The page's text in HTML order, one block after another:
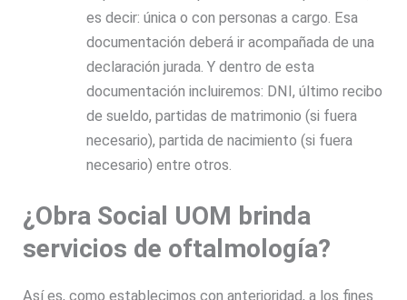
es decir: única o con personas a cargo. Esa
documentación deberá ir acompañada de una
declaración jurada. Y dentro de esta
documentación incluiremos: DNI, último recibo
de sueldo, partidas de matrimonio (si fuera
necesario), partida de nacimiento (si fuera
necesario) entre otros.
¿Obra Social UOM brinda
servicios de oftalmología?
Así es, como establecimos con anterioridad, a los fines